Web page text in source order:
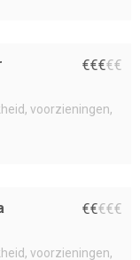
€€€€€
voorzieningen
€€€€€
voorzieningen